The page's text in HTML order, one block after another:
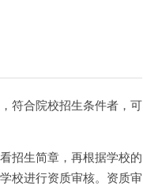
符合院校招生条件者，可
招生简章，再根据学校的
校进行资质审核。资质审